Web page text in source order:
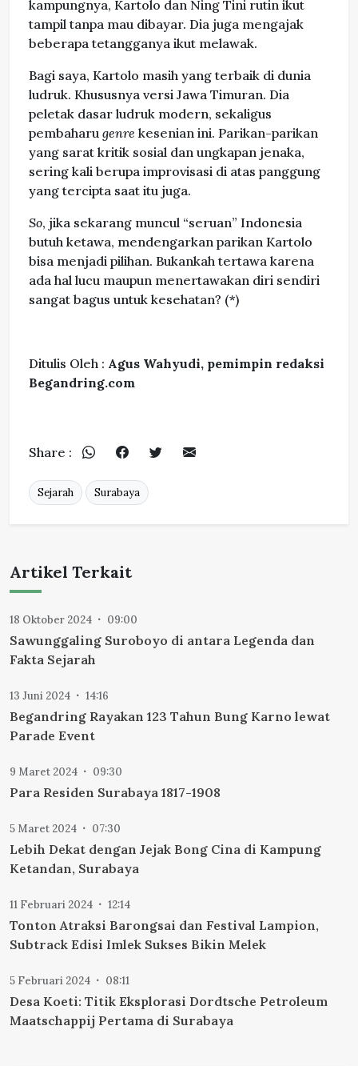
kampungnya, Kartolo dan Ning Tini rutin ikut
tampil tanpa mau dibayar. Dia juga mengajak
beberapa tetangganya ikut melawak.
Bagi saya, Kartolo masih yang terbaik di dunia
ludruk. Khususnya versi Jawa Timuran. Dia
peletak dasar ludruk modern, sekaligus
pembaharu genre kesenian ini. Parikan-parikan
yang sarat kritik sosial dan ungkapan jenaka,
sering kali berupa improvisasi di atas panggung
yang tercipta saat itu juga.
So, jika sekarang muncul “seruan” Indonesia
butuh ketawa, mendengarkan parikan Kartolo
bisa menjadi pilihan. Bukankah tertawa karena
ada hal lucu maupun menertawakan diri sendiri
sangat bagus untuk kesehatan? (*)
Ditulis Oleh : Agus Wahyudi, pemimpin redaksi
Begandring.com
Share :
Sejarah Surabaya
Artikel Terkait
18 Oktober 2024 09:00
Sawunggaling Suroboyo di antara Legenda dan
Fakta Sejarah
13 Juni 2024 14:16
Begandring Rayakan 123 Tahun Bung Karno lewat
Parade Event
9 Maret 2024 09:30
Para Residen Surabaya 1817-1908
5 Maret 2024 07:30
Lebih Dekat dengan Jejak Bong Cina di Kampung
Ketandan, Surabaya
11 Februari 2024 12:14
Tonton Atraksi Barongsai dan Festival Lampion,
Subtrack Edisi Imlek Sukses Bikin Melek
5 Februari 2024 08:11
Desa Koeti: Titik Eksplorasi Dordtsche Petroleum
Maatschappij Pertama di Surabaya